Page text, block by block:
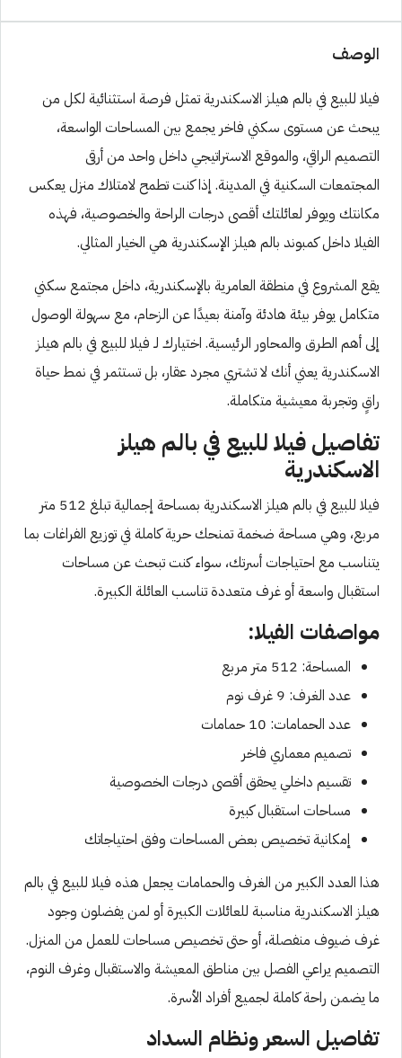
الوصف
فيلا للبيع في بالم هيلز الاسكندرية تمثل فرصة استثنائية لكل من
يبحث عن مستوى سكني فاخر يجمع بين المساحات الواسعة،
التصميم الراقي، والموقع الاستراتيجي داخل واحد من أرقى
المجتمعات السكنية في المدينة. إذا كنت تطمح لامتلاك منزل يعكس
مكانتك ويوفر لعائلتك أقصى درجات الراحة والخصوصية، فهذه
الفيلا داخل كمبوند بالم هيلز الإسكندرية هي الخيار المثالي.
يقع المشروع في منطقة العامرية بالإسكندرية، داخل مجتمع سكني
متكامل يوفر بيئة هادئة وآمنة بعيدًا عن الزحام، مع سهولة الوصول
إلى أهم الطرق والمحاور الرئيسية. اختيارك لـ فيلا للبيع في بالم هيلز
الاسكندرية يعني أنك لا تشتري مجرد عقار، بل تستثمر في نمط حياة
راقٍ وتجربة معيشية متكاملة.
تفاصيل فيلا للبيع في بالم هيلز
الاسكندرية
فيلا للبيع في بالم هيلز الاسكندرية بمساحة إجمالية تبلغ 512 متر
مربع، وهي مساحة ضخمة تمنحك حرية كاملة في توزيع الفراغات بما
يتناسب مع احتياجات أسرتك، سواء كنت تبحث عن مساحات
استقبال واسعة أو غرف متعددة تناسب العائلة الكبيرة.
مواصفات الفيلا:
المساحة: 512 متر مربع
عدد الغرف: 9 غرف نوم
عدد الحمامات: 10 حمامات
تصميم معماري فاخر
تقسيم داخلي يحقق أقصى درجات الخصوصية
مساحات استقبال كبيرة
إمكانية تخصيص بعض المساحات وفق احتياجاتك
هذا العدد الكبير من الغرف والحمامات يجعل هذه فيلا للبيع في بالم
هيلز الاسكندرية مناسبة للعائلات الكبيرة أو لمن يفضلون وجود
غرف ضيوف منفصلة، أو حتى تخصيص مساحات للعمل من المنزل.
التصميم يراعي الفصل بين مناطق المعيشة والاستقبال وغرف النوم،
ما يضمن راحة كاملة لجميع أفراد الأسرة.
تفاصيل السعر ونظام السداد